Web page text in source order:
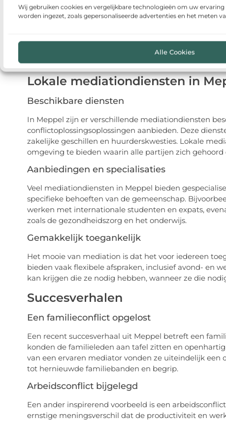
Wij gebruiken cookies en vergelijkbare technologieën om uw
worden ingezet, zoals gepersonaliseerde advertenties en het meten
Alle Cookies
procedures uitlegt. Vervolgens krijgen beide partijen
mediator begeleidt de discussie en helpt de partijen
Als de partijen tot een overeenkomst komen, wordt
is bindend en kan worden gebruikt als basis voor
Lokale mediationdiensten in
Beschikbare diensten
In Meppel zijn er verschillende mediationdiensten
conflictoplossingsoplossingen aanbieden. Deze
zakelijke geschillen en huurderskwesties. Lokale
omgeving te bieden waarin alle partijen zich gehoord
Aanbiedingen en specialisaties
Veel mediationdiensten in Meppel bieden
specifieke behoeften van de gemeenschap.
werken met internationale studenten en expats,
zoals de gezondheidszorg en het onderwijs.
Gemakkelijk toegankelijk
Het mooie van mediation is dat het voor iedereen
bieden vaak flexibele afspraken, inclusief avond- en
kan krijgen die ze nodig hebben, wanneer ze die
Succesverhalen
Een familieconflict opgelost
Een recent succesverhaal uit Meppel betreft een
konden de familieleden aan tafel zitten en
van een ervaren mediator vonden ze uiteindelijk een
tot hernieuwde familiebanden en begrip.
Arbeidsconflict bijgelegd
Een ander inspirerend voorbeeld is een
ernstige meningsverschil dat de productiviteit en